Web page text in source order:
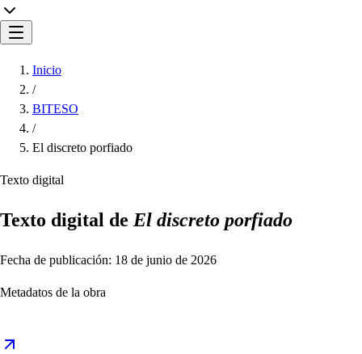
Inicio
/
BITESO
/
El discreto porfiado
Texto digital
Texto digital de El discreto porfiado
Fecha de publicación: 18 de junio de 2026
Metadatos de la obra